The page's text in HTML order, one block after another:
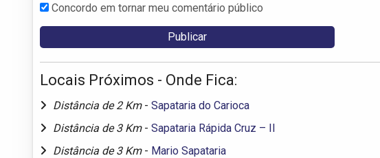
Concordo em tornar meu comentário público
Locais Próximos - Onde Fica:
Distância de 2 Km - Sapataria do Carioca
Distância de 3 Km - Sapataria Rápida Cruz – II
Distância de 3 Km - Mario Sapataria